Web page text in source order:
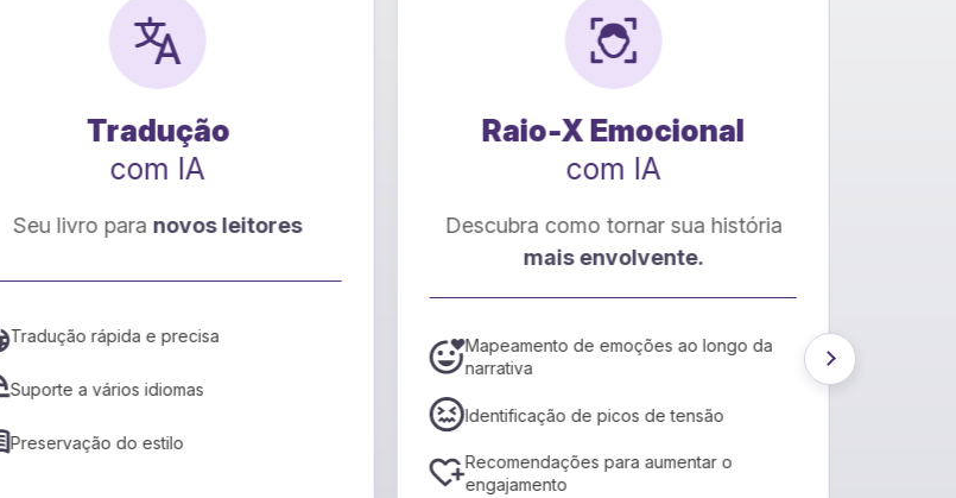
Tradução
com IA
Seu livro para novos leitores
Tradução rápida e precisa
Suporte a vários idiomas
Preservação do estilo
Raio-X Emocional
com IA
Descubra como tornar sua história
mais envolvente.
Mapeamento de emoções ao longo da
narrativa
Identificação de picos de tensão
Recomendações para aumentar o
engajamento